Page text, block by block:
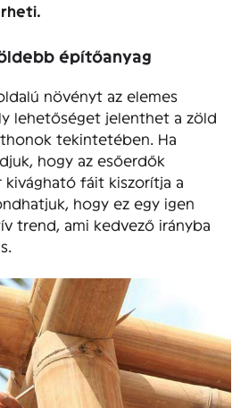
építőanyag
növényt az elemes
lehetőséget jelenthet a zöld
tekintetében. Ha
hogy az esőerdők
kivágható fáit kiszorítja a
hogy ez egy igen
trend, ami kedvező irányba